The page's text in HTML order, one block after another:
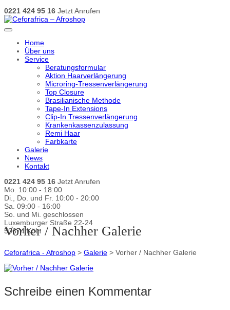
0221 424 95 16 Jetzt Anrufen
Home
Über uns
Service
Beratungsformular
Aktion Haarverlängerung
Microring-Tressenverlängerung
Top Closure
Brasilianische Methode
Tape-In Extensions
Clip-In Tressenverlängerung
Krankenkassenzulassung
Remi Haar
Farbkarte
Galerie
News
Kontakt
0221 424 95 16 Jetzt Anrufen
Mo. 10:00 - 18:00
Di., Do. und Fr. 10:00 - 20:00
Sa. 09:00 - 16:00
So. und Mi. geschlossen
Luxemburger Straße 22-24
50674 Köln
Vorher / Nachher Galerie
Ceforafrica - Afroshop > Galerie > Vorher / Nachher Galerie
Schreibe einen Kommentar